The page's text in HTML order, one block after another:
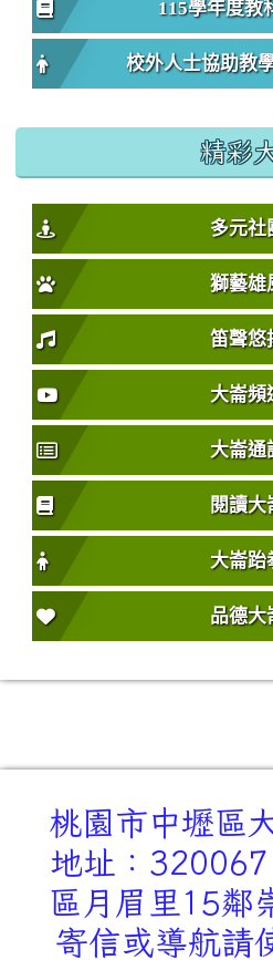
115學年度教
校外人士協助教
精彩
多元社
獅藝雄
笛聲悠
大崙頻
大崙通
閱讀大
大崙跆
品德大
桃園市中壢區
地址：
區月眉里15鄰
寄信或導航請